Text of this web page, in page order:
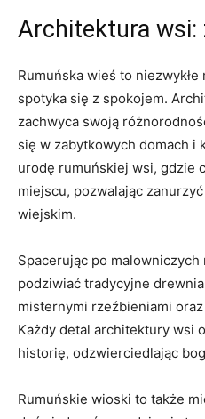
Architektura wsi:
Rumuńska wieś to
spotyka się z spokojem.
zachwyca ⁤swoją
się w zabytkowych domach i
urodę rumuńskiej⁢ wsi, gdzie
miejscu, pozwalając
wiejskim.
Spacerując ‍po
⁤podziwiać tradycyjne
misternymi rzeźbieniami
Każdy detal architektury wsi
historię, odzwierciedlając‍
Rumuńskie wioski to także